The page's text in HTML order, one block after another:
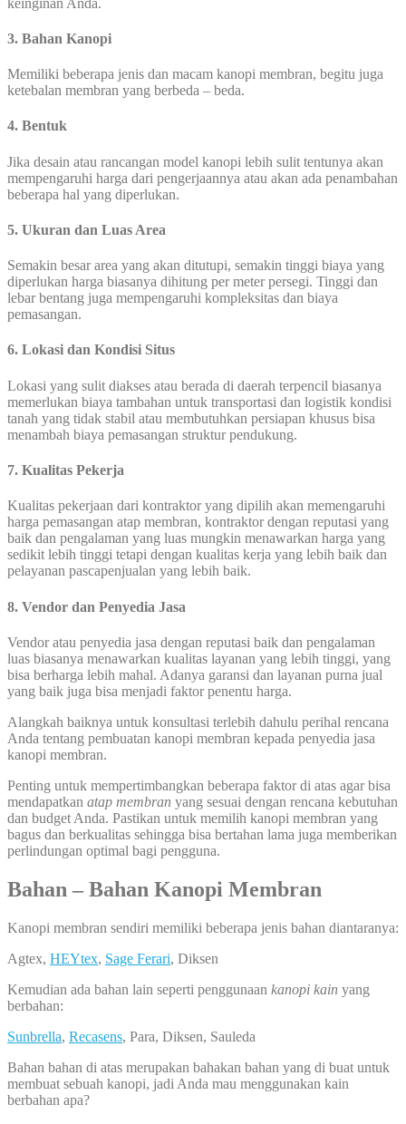
3. Bahan Kanopi
Memiliki beberapa jenis dan macam kanopi membran, begitu juga
ketebalan membran yang berbeda – beda.
4. Bentuk
Jika desain atau rancangan model kanopi lebih sulit tentunya akan
mempengaruhi harga dari pengerjaannya atau akan ada penambahan
beberapa hal yang diperlukan.
5. Ukuran dan Luas Area
Semakin besar area yang akan ditutupi, semakin tinggi biaya yang
diperlukan harga biasanya dihitung per meter persegi. Tinggi dan
lebar bentang juga mempengaruhi kompleksitas dan biaya
pemasangan.
6. Lokasi dan Kondisi Situs
Lokasi yang sulit diakses atau berada di daerah terpencil biasanya
memerlukan biaya tambahan untuk transportasi dan logistik kondisi
tanah yang tidak stabil atau membutuhkan persiapan khusus bisa
menambah biaya pemasangan struktur pendukung.
7. Kualitas Pekerja
Kualitas pekerjaan dari kontraktor yang dipilih akan memengaruhi
harga pemasangan atap membran, kontraktor dengan reputasi yang
baik dan pengalaman yang luas mungkin menawarkan harga yang
sedikit lebih tinggi tetapi dengan kualitas kerja yang lebih baik dan
pelayanan pascapenjualan yang lebih baik.
8. Vendor dan Penyedia Jasa
Vendor atau penyedia jasa dengan reputasi baik dan pengalaman
luas biasanya menawarkan kualitas layanan yang lebih tinggi, yang
bisa berharga lebih mahal. Adanya garansi dan layanan purna jual
yang baik juga bisa menjadi faktor penentu harga.
Alangkah baiknya untuk konsultasi terlebih dahulu perihal rencana
Anda tentang pembuatan kanopi membran kepada penyedia jasa
kanopi membran.
Penting untuk mempertimbangkan beberapa faktor di atas agar bisa
mendapatkan atap membran yang sesuai dengan rencana kebutuhan
dan budget Anda. Pastikan untuk memilih kanopi membran yang
bagus dan berkualitas sehingga bisa bertahan lama juga memberikan
perlindungan optimal bagi pengguna.
Bahan – Bahan Kanopi Membran
Kanopi membran sendiri memiliki beberapa jenis bahan diantaranya:
Agtex, HEYtex, Sage Ferari, Diksen
Kemudian ada bahan lain seperti penggunaan kanopi kain yang
berbahan:
Sunbrella, Recasens, Para, Diksen, Sauleda
Bahan bahan di atas merupakan bahakan bahan yang di buat untuk
membuat sebuah kanopi, jadi Anda mau menggunakan kain
berbahan apa?